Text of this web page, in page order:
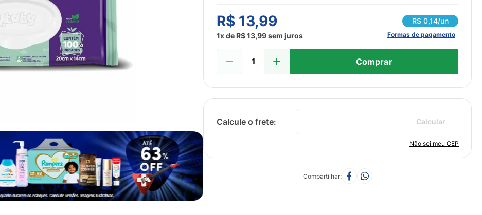
R$ 13,99 R$ 0,14/un
1x de R$ 13,99sem juros Formas de pagamento
Comprar
Não sei meu CEP
Calcular
Compartilhar